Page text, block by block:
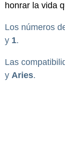
honrar la vida
Los números
y 1.
Las
y Aries.